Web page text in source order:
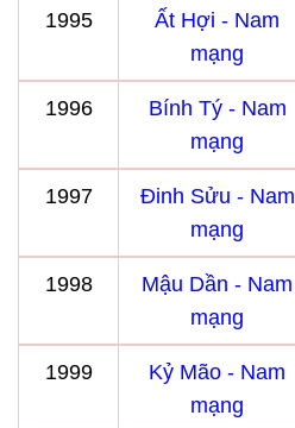
1995
Ất Hợi - Nam
mạng
1996
Bính Tý - Nam
mạng
1997
Đinh Sửu - Nam
mạng
1998
Mậu Dần - Nam
mạng
1999
Kỷ Mão - Nam
mạng